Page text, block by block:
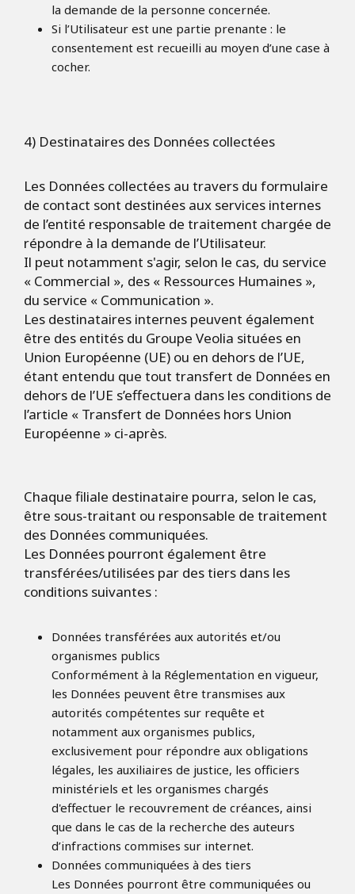
la demande de la personne concernée.
Si l’Utilisateur est une partie prenante : le
consentement est recueilli au moyen d’une case à
cocher.
4) Destinataires des Données collectées
Les Données collectées au travers du formulaire
de contact sont destinées aux services internes
de l’entité responsable de traitement chargée de
répondre à la demande de l’Utilisateur.
Il peut notamment s'agir, selon le cas, du service
« Commercial », des « Ressources Humaines »,
du service « Communication ».
Les destinataires internes peuvent également
être des entités du Groupe Veolia situées en
Union Européenne (UE) ou en dehors de l’UE,
étant entendu que tout transfert de Données en
dehors de l’UE s’effectuera dans les conditions de
l’article « Transfert de Données hors Union
Européenne » ci-après.
Chaque filiale destinataire pourra, selon le cas,
être sous-traitant ou responsable de traitement
des Données communiquées.
Les Données pourront également être
transférées/utilisées par des tiers dans les
conditions suivantes :
Données transférées aux autorités et/ou
organismes publics
Conformément à la Réglementation en vigueur,
les Données peuvent être transmises aux
autorités compétentes sur requête et
notamment aux organismes publics,
exclusivement pour répondre aux obligations
légales, les auxiliaires de justice, les officiers
ministériels et les organismes chargés
d'effectuer le recouvrement de créances, ainsi
que dans le cas de la recherche des auteurs
d’infractions commises sur internet.
Données communiquées à des tiers
Les Données pourront être communiquées ou